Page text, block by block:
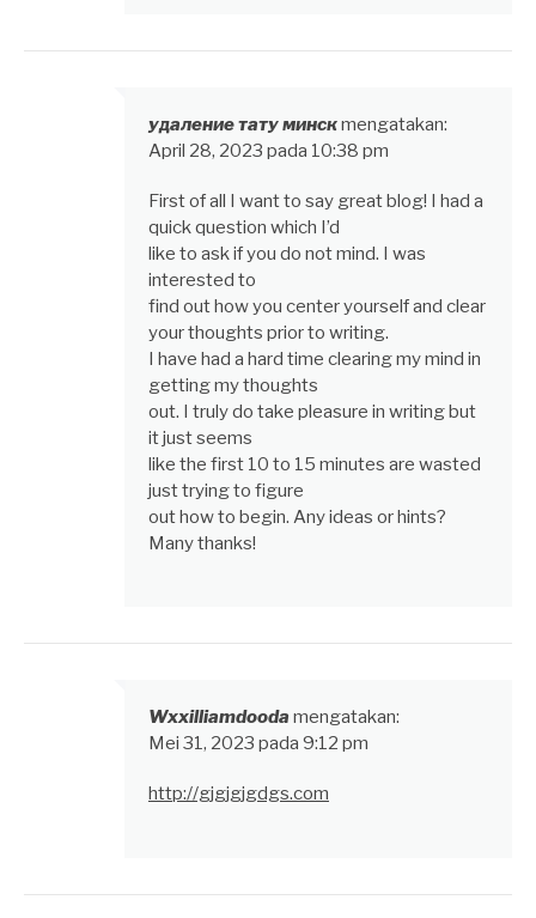
удаление тату минскmengatakan:
April 28, 2023 pada 10:38 pm
First of all I want to say great blog! I had a
quick question which I’d
like to ask if you do not mind. I was
interested to
find out how you center yourself and clear
your thoughts prior to writing.
I have had a hard time clearing my mind in
getting my thoughts
out. I truly do take pleasure in writing but
it just seems
like the first 10 to 15 minutes are wasted
just trying to figure
out how to begin. Any ideas or hints?
Many thanks!
Wxxilliamdooda mengatakan:
Mei 31, 2023 pada 9:12 pm
http://gjgjgjgdgs.com